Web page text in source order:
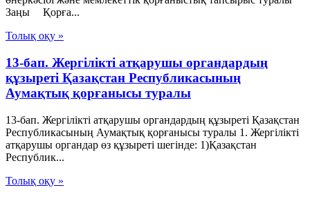
Заңы Қорға...
Толық оқу »
13-бап. Жергілікті атқарушы органдардың
құзыреті Қазақстан Республикасының
Аумақтық қорғанысы туралы
13-бап. Жергілікті атқарушы органдардың құзыреті Қазақстан
Республикасының Аумақтық қорғанысы туралы 1. Жергілікті
атқарушы органдар өз құзыреті шегінде: 1)Қазақстан
Республик...
Толық оқу »